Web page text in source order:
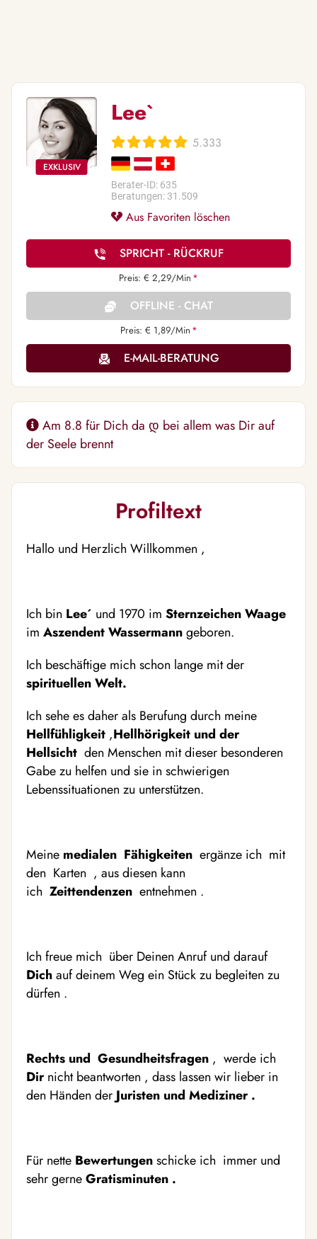
Lee`
5.333
Berater-ID: 635
Beratungen: 31.509
Aus Favoriten löschen
SPRICHT - RÜCKRUF
Preis: € 2,29/Min *
OFFLINE - CHAT
Preis: € 1,89/Min *
E-MAIL-BERATUNG
Am 8.8 für Dich da დ bei allem was Dir auf
der Seele brennt
Profiltext
Hallo und Herzlich Willkommen ,
Ich bin Lee´ und 1970 im SternzeichenWaage
im AszendentWassermanngeboren.
Ich beschäftige mich schon lange mit der
spirituellen Welt.
Ich sehe es daher als Berufung durch meine
Hellfühligkeit ,Hellhörigkeit und der
Hellsicht den Menschen mit dieser besonderen
Gabe zu helfen und sie in schwierigen
Lebenssituationen zu unterstützen.
Meine medialen Fähigkeiten ergänze ich mit
den Karten , aus diesen kann
ich Zeittendenzen entnehmen .
Ich freue mich über Deinen Anruf und darauf
Dichauf deinem Weg ein Stück zu begleiten zu
dürfen .
Rechts und Gesundheitsfragen , werde ich
Dirnicht beantworten , dass lassen wir lieber in
den Händen der Juristen und Mediziner .
Für nette Bewertungenschicke ich immer und
sehr gerneGratisminuten .